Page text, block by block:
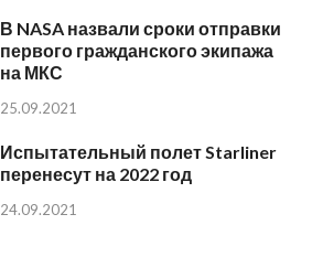
В NASA назвали сроки отправки
первого гражданского экипажа
на МКС
25.09.2021
Испытательный полет Starliner
перенесут на 2022 год
24.09.2021